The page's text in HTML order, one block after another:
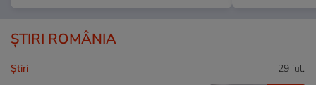
ȘTIRI ROMÂNIA
Ştiri 29 iul.